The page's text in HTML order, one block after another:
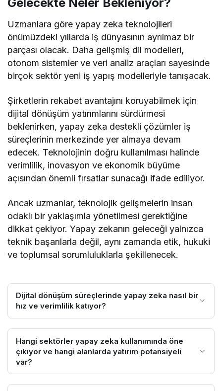
Uzmanlara göre yapay zeka teknolojileri
önümüzdeki yıllarda iş dünyasının ayrılmaz bir
parçası olacak. Daha gelişmiş dil modelleri,
otonom sistemler ve veri analiz araçları sayesinde
birçok sektör yeni iş yapış modelleriyle tanışacak.
Şirketlerin rekabet avantajını koruyabilmek için
dijital dönüşüm yatırımlarını sürdürmesi
beklenirken, yapay zeka destekli çözümler iş
süreçlerinin merkezinde yer almaya devam
edecek. Teknolojinin doğru kullanılması halinde
verimlilik, inovasyon ve ekonomik büyüme
açısından önemli fırsatlar sunacağı ifade ediliyor.
Ancak uzmanlar, teknolojik gelişmelerin insan
odaklı bir yaklaşımla yönetilmesi gerektiğine
dikkat çekiyor. Yapay zekanın geleceği yalnızca
teknik başarılarla değil, aynı zamanda etik, hukuki
ve toplumsal sorumluluklarla şekillenecek.
Dijital dönüşüm süreçlerinde yapay zeka nasıl bir
hız ve verimlilik katıyor?
Hangi sektörler yapay zeka kullanımında öne
çıkıyor ve hangi alanlarda yatırım potansiyeli
var?